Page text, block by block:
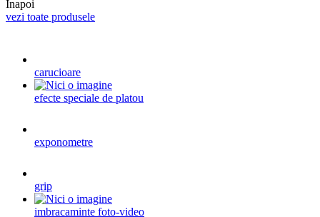
Inapoi
vezi toate produsele
carucioare
efecte speciale de platou
exponometre
grip
imbracaminte foto-video